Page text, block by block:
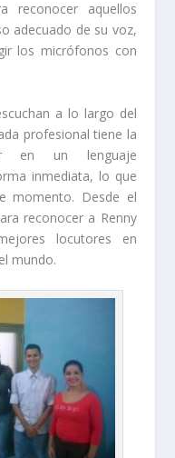
reconocer aquellos
adecuado de su voz,
los micrófonos con
a lo largo del
profesional tiene la
en un lenguaje
inmediata, lo que
momento. Desde el
reconocer a Renny
locutores en
mundo.